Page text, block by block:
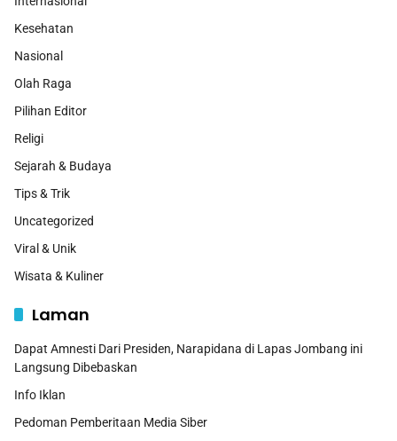
Kesehatan
Nasional
Olah Raga
Pilihan Editor
Religi
Sejarah & Budaya
Tips & Trik
Uncategorized
Viral & Unik
Wisata & Kuliner
Laman
Dapat Amnesti Dari Presiden, Narapidana di Lapas Jombang ini
Langsung Dibebaskan
Info Iklan
Pedoman Pemberitaan Media Siber